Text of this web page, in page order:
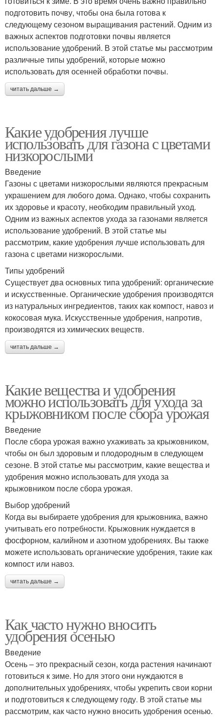
подготовить почву, чтобы она была готова к
следующему сезоном выращивания растений. Одним из
важных аспектов подготовки почвы является
использование удобрений. В этой статье мы рассмотрим
различные типы удобрений, которые можно
использовать для осенней обработки почвы.
читать дальше →
Какие удобрения лучше
использовать для газона с цветами
низкорослыми
Введение
Газоны с цветами низкорослыми являются прекрасным
украшением для любого дома. Однако, чтобы сохранить
их здоровье и красоту, необходим правильный уход.
Одним из важных аспектов ухода за газонами является
использование удобрений. В этой статье мы
рассмотрим, какие удобрения лучше использовать для
газона с цветами низкорослыми.
Типы удобрений
Существует два основных типа удобрений: органические
и искусственные. Органические удобрения производятся
из натуральных ингредиентов, таких как компост, навоз и
кокосовая мука. Искусственные удобрения, напротив,
производятся из химических веществ.
читать дальше →
Какие вещества и удобрения
можно использовать для ухода за
крыжовником после сбора урожая
Введение
После сбора урожая важно ухаживать за крыжовником,
чтобы он был здоровым и плодородным в следующем
сезоне. В этой статье мы рассмотрим, какие вещества и
удобрения можно использовать для ухода за
крыжовником после сбора урожая.
Выбор удобрений
Когда вы выбираете удобрения для крыжовника, важно
учитывать его потребности. Крыжовник нуждается в
фосфорном, калийном и азотном удобрениях. Вы также
можете использовать органические удобрения, такие как
компост или навоз.
читать дальше →
Как часто нужно вносить
удобрения осенью
Введение
Осень – это прекрасный сезон, когда растения начинают
готовиться к зиме. Но для этого они нуждаются в
дополнительных удобрениях, чтобы укрепить свои корни
и подготовиться к следующему году. В этой статье мы
рассмотрим, как часто нужно вносить удобрения осенью.